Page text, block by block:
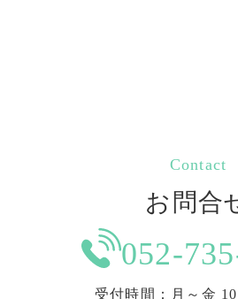
Contact
お問合
052-
受付時間：月～金